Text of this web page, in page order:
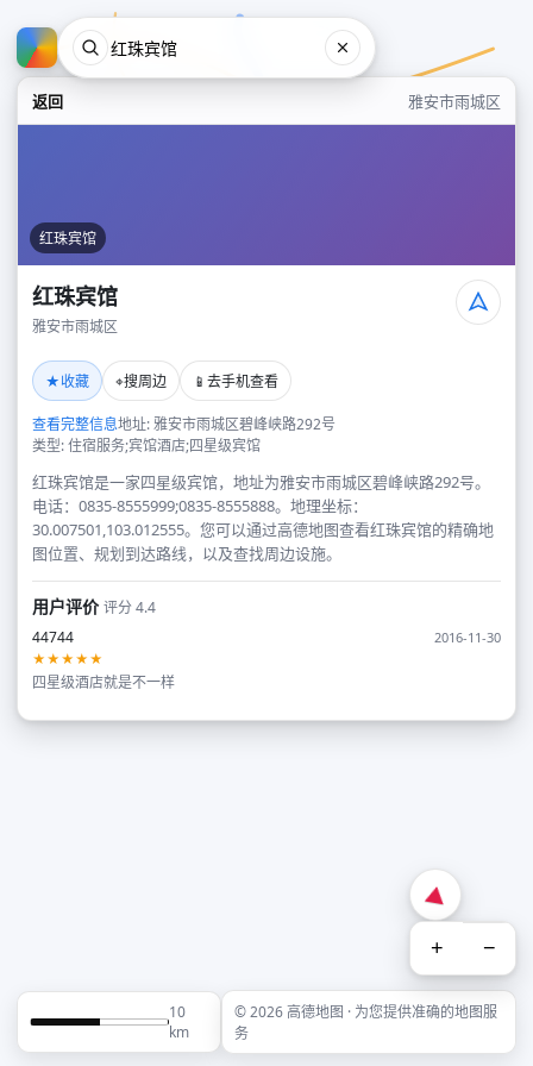
返回 雅安市雨城区
红珠宾馆
红珠宾馆
雅安市雨城区
★收藏 ⌖搜周边 📱 去手机查看
查看完整信息地址: 雅安市雨城区碧峰峡路292号
类型: 住宿服务;宾馆酒店;四星级宾馆
红珠宾馆是一家四星级宾馆，地址为雅安市雨城区碧峰峡路292号。
电话：0835-8555999;0835-8555888。地理坐标：
30.007501,103.012555。您可以通过高德地图查看红珠宾馆的精确地
图位置、规划到达路线，以及查找周边设施。
用户评价评分 4.4
44744
2016-11-30
★★★★★
四星级酒店就是不一样
+ −
10
km
© 2026 高德地图 · 为您提供准确的地图服
务